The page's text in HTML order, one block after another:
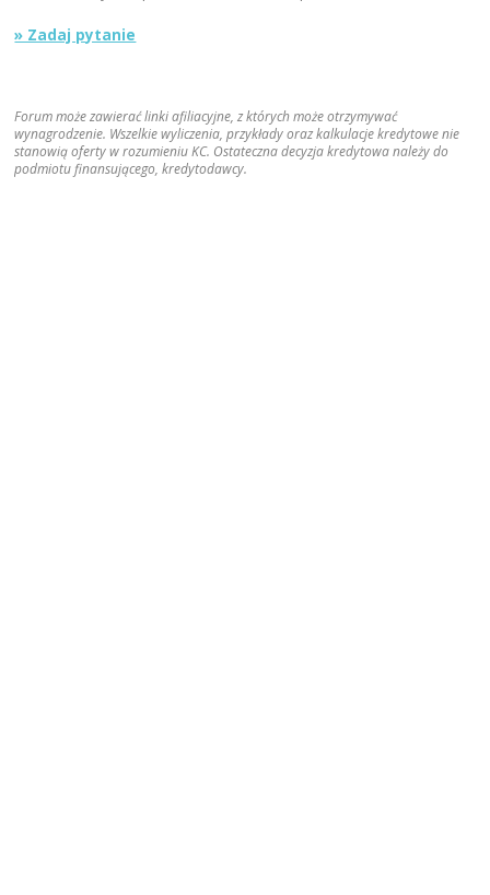
» Zadaj pytanie
Forum może zawierać linki afiliacyjne, z których może otrzymywać
wynagrodzenie. Wszelkie wyliczenia, przykłady oraz kalkulacje kredytowe nie
stanowią oferty w rozumieniu KC. Ostateczna decyzja kredytowa należy do
podmiotu finansującego, kredytodawcy.